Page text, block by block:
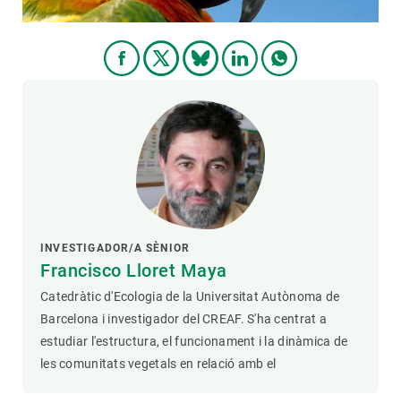
INVESTIGADOR/A SÈNIOR
Francisco Lloret Maya
Catedràtic d'Ecologia de la Universitat Autònoma de
Barcelona i investigador del CREAF. S'ha centrat a
estudiar l'estructura, el funcionament i la dinàmica de
les comunitats vegetals en relació amb el